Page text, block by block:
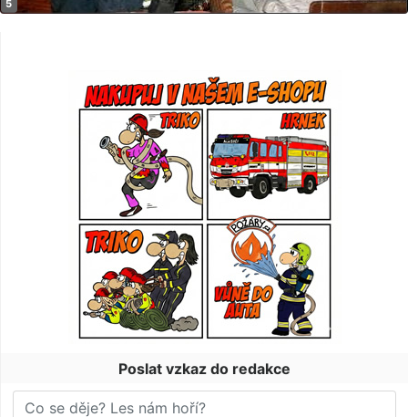
Poslat vzkaz do redakce